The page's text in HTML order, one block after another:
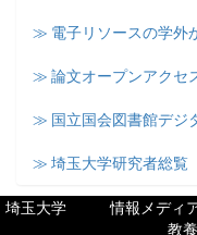
≫ 電子リソースの学外
≫ 論文オープンアクセ
≫ 国立国会図書館デジ
≫ 埼玉大学研究者総覧
埼玉大学 情報メディ
教